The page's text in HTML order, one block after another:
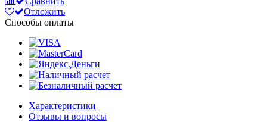
Отложить
Способы оплаты
Характеристики
Отзывы и вопросы